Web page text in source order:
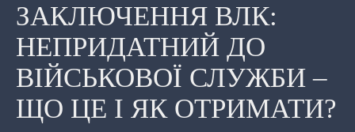
ЗАКЛЮЧЕННЯ ВЛК:
НЕПРИДАТНИЙ ДО
ВІЙСЬКОВОЇ СЛУЖБИ –
ЩО ЦЕ І ЯК ОТРИМАТИ?